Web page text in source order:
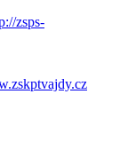
zsps-